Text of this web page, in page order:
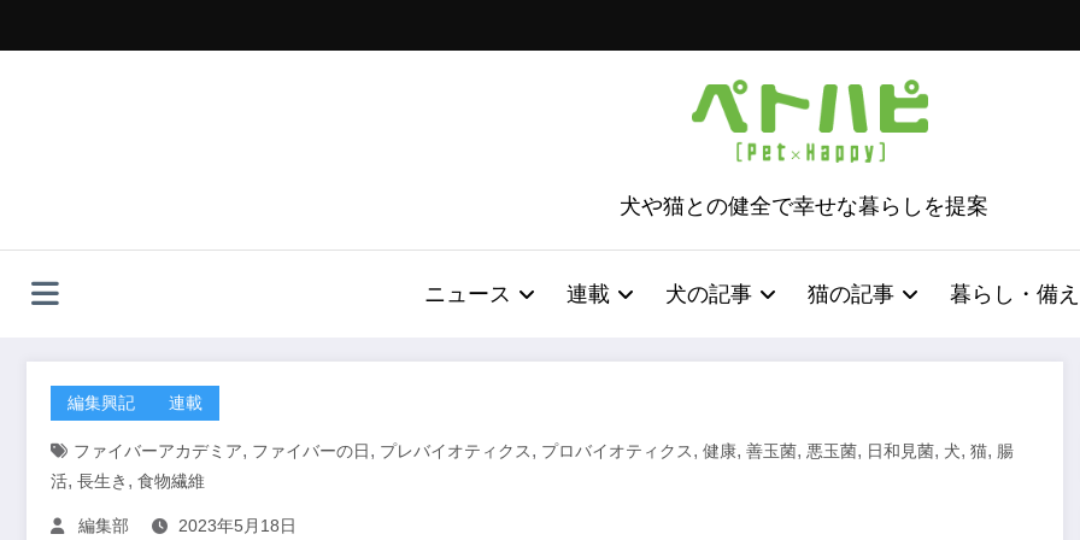
ッ
犬や猫との健全で幸せな暮らしを提案
ニュース 連載 犬の記事 猫の記事 暮らし・備え
編集興記 連載
ファイバーアカデミア, ファイバーの日, プレバイオティクス, プロバイオティクス, 健康, 善玉菌, 悪玉菌, 日和見菌, 犬, 猫, 腸
活, 長生き , 食物繊維
編集部 2023年5月18日